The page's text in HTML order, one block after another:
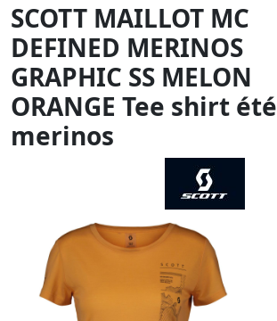
SCOTT MAILLOT MC
DEFINED MERINOS
GRAPHIC SS MELON
ORANGE Tee shirt été
merinos